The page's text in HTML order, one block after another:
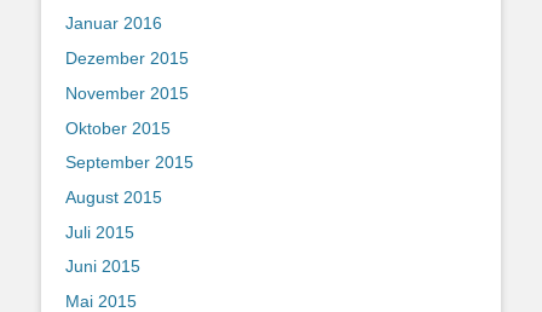
Januar 2016
Dezember 2015
November 2015
Oktober 2015
September 2015
August 2015
Juli 2015
Juni 2015
Mai 2015